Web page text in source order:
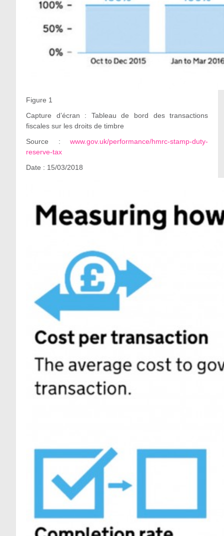
Figure 1
Capture d’écran : Tableau de bord des transactions
fiscales sur les droits de timbre
Source : www.gov.uk/performance/hmrc-stamp-duty-
reserve-tax
Date : 15/03/2018